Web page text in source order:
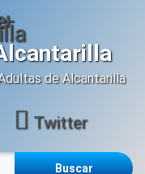
de Alcantarilla
Twitter